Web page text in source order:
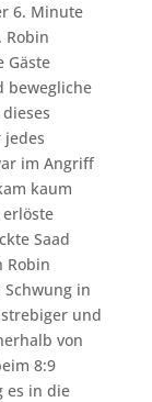
6. Minute
Robin
Gäste
bewegliche
im Angriff
kaum
Saad
Robin
in
und
von
8:9
es in die